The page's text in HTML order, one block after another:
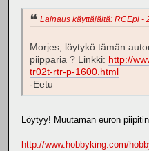
Lainaus käyttäjältä: RCEpi -
Morjes, löytykö tämän
piipparia ? Linkki: http://
tr02t-rtr-p-1600.html
-Eetu
Löytyy! Muutaman euron
http://www.hobbyking.com/